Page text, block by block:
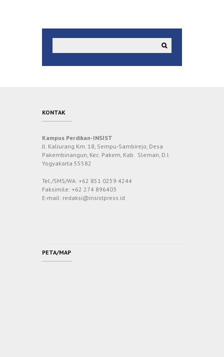
KONTAK
Kampus Perdikan-INSIST
Jl. Kaliurang Km. 18, Sempu-Sambirejo, Desa
Pakembinangun, Kec. Pakem, Kab. Sleman, D.I.
Yogyakarta 55582
Tel./SMS/WA: +62 851 0259 4244
Faksimile: +62 274 896403
E-mail: redaksi@insistpress.id
PETA/MAP